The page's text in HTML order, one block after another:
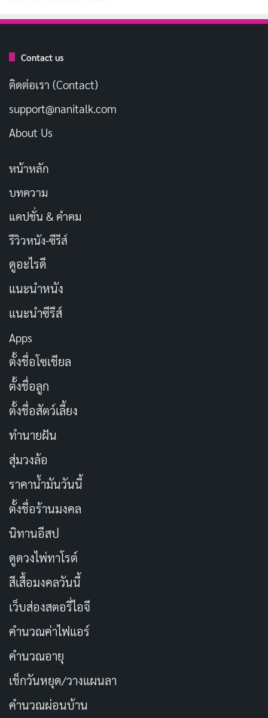
Contact us
ติดต่อเรา (Contact)
support@nanitalk.com
About Us
หน้าหลัก
บทความ
แคปชั่น & คำคม
รีวิวหนัง-ซีรีส์
ดูอะไรดี
แนะนำหนัง
แนะนำซีรีส์
Apps
ตั้งชื่อโซเชียล
ตั้งชื่อลูก
ตั้งชื่อสัตว์เลี้ยง
ทำนายฝัน
สุ่มวงล้อ
ราคาน้ำมันวันนี้
ตั้งชื่อร้านมงคล
นิทานอีสป
ดูดวงไพ่ทาโรต์
สีเสื้อมงคลวันนี้
เว็บส่องสตอรี่ไอจี
คำนวณค่าไฟแอร์
คำนวณอายุ
เช็กวันหยุด/วางแผนลา
คำนวณผ่อนบ้าน